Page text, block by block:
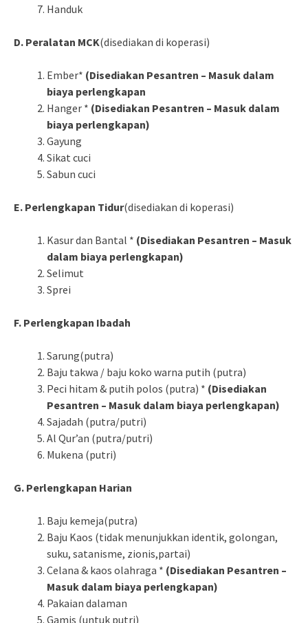
Handuk
D. Peralatan MCK(disediakan di koperasi)
Ember* (Disediakan Pesantren – Masuk dalam
biaya perlengkapan
Hanger * (Disediakan Pesantren – Masuk dalam
biaya perlengkapan)
Gayung
Sikat cuci
Sabun cuci
E. Perlengkapan Tidur(disediakan di koperasi)
Kasur dan Bantal * (Disediakan Pesantren – Masuk
dalam biaya perlengkapan)
Selimut
Sprei
F. Perlengkapan Ibadah
Sarung(putra)
Baju takwa / baju koko warna putih (putra)
Peci hitam & putih polos (putra) * (Disediakan
Pesantren – Masuk dalam biaya perlengkapan)
Sajadah (putra/putri)
Al Qur’an (putra/putri)
Mukena (putri)
G. Perlengkapan Harian
Baju kemeja(putra)
Baju Kaos (tidak menunjukkan identik, golongan,
suku, satanisme, zionis,partai)
Celana & kaos olahraga * (Disediakan Pesantren –
Masuk dalam biaya perlengkapan)
Pakaian dalaman
Gamis (untuk putri)